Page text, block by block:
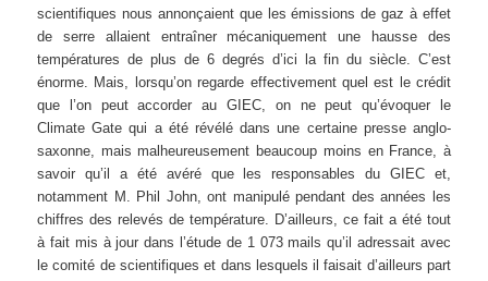
scientifiques nous annonçaient que les émissions de gaz à effet
de serre allaient entraîner mécaniquement une hausse des
températures de plus de 6 degrés d’ici la fin du siècle. C’est
énorme. Mais, lorsqu’on regarde effectivement quel est le crédit
que l’on peut accorder au GIEC, on ne peut qu’évoquer le
Climate Gate qui a été révélé dans une certaine presse anglo-
saxonne, mais malheureusement beaucoup moins en France, à
savoir qu’il a été avéré que les responsables du GIEC et,
notamment M. Phil John, ont manipulé pendant des années les
chiffres des relevés de température. D’ailleurs, ce fait a été tout
à fait mis à jour dans l’étude de 1 073 mails qu’il adressait avec
le comité de scientifiques et dans lesquels il faisait d’ailleurs part